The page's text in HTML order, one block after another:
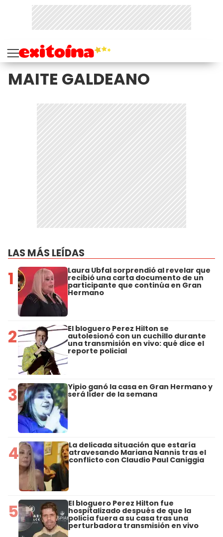
MAITE GALDEANO
LAS MÁS LEÍDAS
1 Laura Ubfal sorprendió al revelar que
recibió una carta documento de un
participante que continúa en Gran
Hermano
2 El bloguero Perez Hilton se
autolesionó con un cuchillo durante
una transmisión en vivo: qué dice el
reporte policial
3 Yipio ganó la casa en Gran Hermano y
será líder de la semana
4 La delicada situación que estaría
atravesando Mariana Nannis tras el
conflicto con Claudio Paul Caniggia
5 El bloguero Perez Hilton fue
hospitalizado después de que la
policía fuera a su casa tras una
perturbadora transmisión en vivo